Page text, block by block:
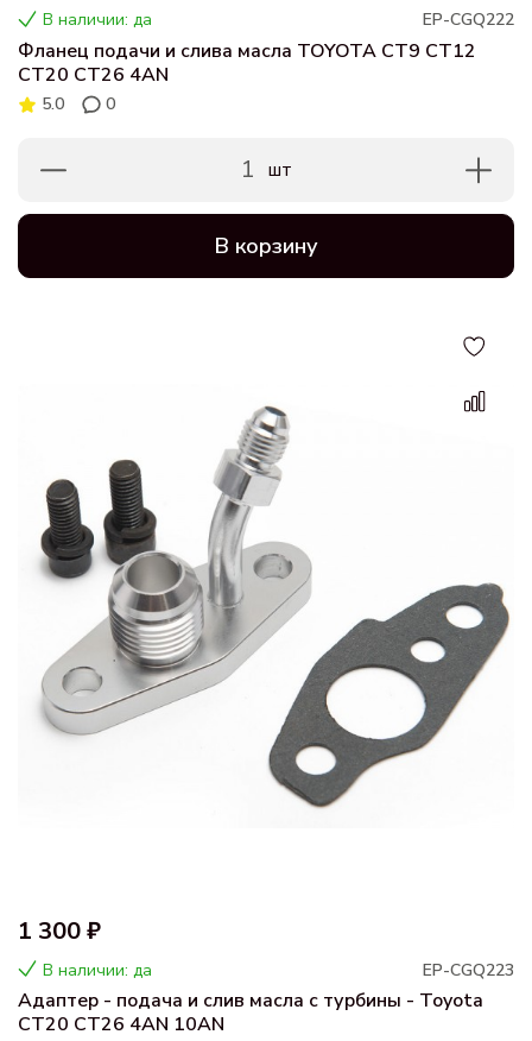
В наличии: да EP-CGQ222
Фланец подачи и слива масла TOYOTA CT9 CT12
CT20 CT26 4AN
5.0 0
1 шт
В корзину
1 300 ₽
В наличии: да EP-CGQ223
Адаптер - подача и слив масла с турбины - Toyota
CT20 CT26 4AN 10AN